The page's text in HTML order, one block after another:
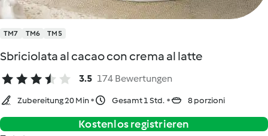
TM7 TM6 TM5
Sbriciolata al cacao con crema al latte
3.5 174 Bewertungen
Zubereitung 20 Min Gesamt 1 Std. 8 porzioni
Kostenlos registrieren